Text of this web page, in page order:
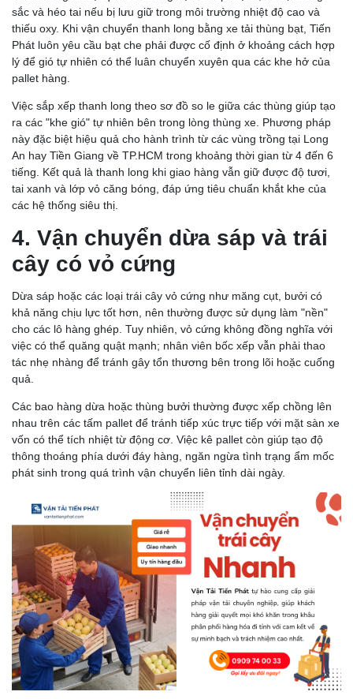
sắc và héo tai nếu bị lưu giữ trong môi trường nhiệt độ cao và
thiếu oxy. Khi vận chuyển thanh long bằng xe tải thùng bạt, Tiến
Phát luôn yêu cầu bạt che phải được cố định ở khoảng cách hợp
lý để gió tự nhiên có thể luân chuyển xuyên qua các khe hở của
pallet hàng.
Việc sắp xếp thanh long theo sơ đồ so le giữa các thùng giúp tạo
ra các "khe gió" tự nhiên bên trong lòng thùng xe. Phương pháp
này đặc biệt hiệu quả cho hành trình từ các vùng trồng tại Long
An hay Tiền Giang về TP.HCM trong khoảng thời gian từ 4 đến 6
tiếng. Kết quả là thanh long khi giao hàng vẫn giữ được độ tươi,
tai xanh và lớp vỏ căng bóng, đáp ứng tiêu chuẩn khắt khe của
các hệ thống siêu thị.
4. Vận chuyển dừa sáp và trái
cây có vỏ cứng
Dừa sáp hoặc các loại trái cây vỏ cứng như măng cụt, bưởi có
khả năng chịu lực tốt hơn, nên thường được sử dụng làm "nền"
cho các lô hàng ghép. Tuy nhiên, vỏ cứng không đồng nghĩa với
việc có thể quăng quật mạnh; nhân viên bốc xếp vẫn phải thao
tác nhẹ nhàng để tránh gây tổn thương bên trong lõi hoặc cuống
quả.
Các bao hàng dừa hoặc thùng bưởi thường được xếp chồng lên
nhau trên các tấm pallet để tránh tiếp xúc trực tiếp với mặt sàn xe
vốn có thể tích nhiệt từ động cơ. Việc kê pallet còn giúp tạo độ
thông thoáng phía dưới đáy hàng, ngăn ngừa tình trạng ẩm mốc
phát sinh trong quá trình vận chuyển liên tỉnh dài ngày.